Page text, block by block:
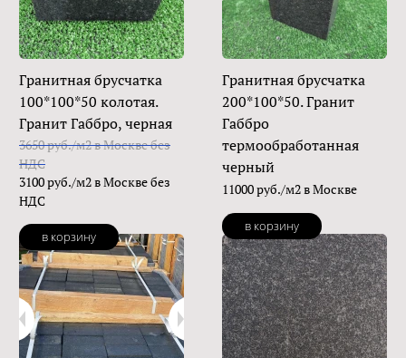
Гранитная брусчатка
100*100*50 колотая.
Гранит Габбро, черная
3650 руб./м2 в Москве без
НДС
3100 руб./м2 в Москве без
НДС
в корзину
Гранитная брусчатка
200*100*50. Гранит
Габбро
термообработанная
черный
11000 руб./м2 в Москве
в корзину